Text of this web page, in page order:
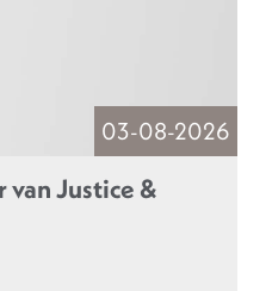
03-08-2026
Justice &